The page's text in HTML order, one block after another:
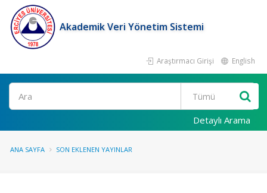
Akademik Veri Yönetim Sistemi
Araştırmacı Girişi English
Ara
Detaylı Arama
ANA SAYFA SON EKLENEN YAYINLAR